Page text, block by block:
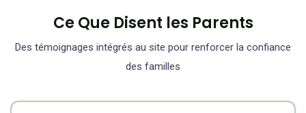
Ce Que Disent les Parents
Des témoignages intégrés au site pour renforcer la confiance
des familles